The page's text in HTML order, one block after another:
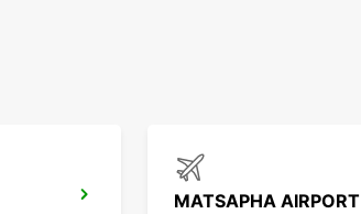
MATSAPHA AIRPORT